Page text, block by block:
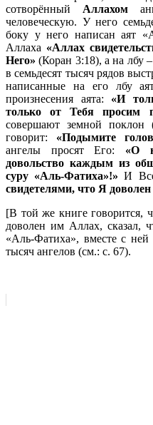
сотворённый Аллахом
человеческую. У него
боку у него написан аят
Аллаха «Аллах
Него» (Коран 3:18), а на лбу –
в семьдесят тысяч рядов
написанные на его лбу
произнесения аята: «И
только от Тебя просим
совершают земной
говорит: «Подымите
ангелы просят Его: «О
довольство каждым из
суру «Аль-Фатиха»!» И
свидетелями, что Я
[В той же книге говорится,
доволен им Аллах, сказал,
«Аль-Фатиха», вместе с ней
тысяч ангелов (см.: с. 67).